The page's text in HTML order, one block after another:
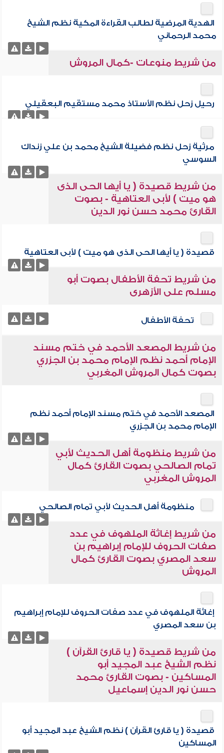
الهدية المرضية لطالب القراءة المكية نظم الشيخ
محمد الرحماني
من شريط منوعات -كمال المروش
رحيل زحل نظم الأستاذ محمد مستقيم البعقيلي
مرثية زحل نظم فضيلة الشيخ محمد بن علي زنداك
السوسي
من شريط قصيدة ( يا أيها الحى الذى
هو ميت ) لأبى العتاهية - بصوت
القارئ محمد حسن نور الدين
قصيدة ( يا أيها الحى الذى هو ميت ) لأبى العتاهية
من شريط تحفة الأطفال بصوت أبو
مسلم على الأزهرى
تحفة الأطفال
من شريط المصعد الأحمد في ختم مسند
الإمام أحمد نظم الإمام محمد بن الجزري
بصوت كمال المروش المغربي
المصعد الأحمد في ختم مسند الإمام أحمد نظم
الإمام محمد بن الجزري
من شريط منظومة أهل الحديث لأبي
تمام الصالحي بصوت القارئ كمال
المروش المغربي
منظومة أهل الحديث لأبي تمام الصالحي
من شريط إغاثة الملهوف في عدد
صفات الحروف للإمام إبراهيم بن
سعد المصري بصوت القارئ كمال
المروش
إغاثة الملهوف في عدد صفات الحروف للإمام إبراهيم
بن سعد المصري
من شريط قصيدة ( يا قارئ القرآن )
نظم الشيخ عبد المجيد أبو
المساكين - بصوت القارئ محمد
حسن نور الدين إسماعيل
قصيدة ( يا قارئ القرآن ) نظم الشيخ عبد المجيد أبو
المساكين